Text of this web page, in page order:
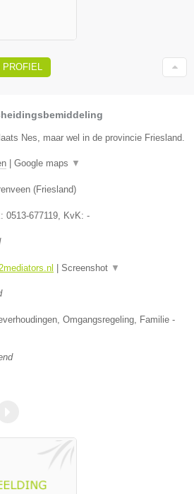
Nes, maar wel in de provincie Friesland.
Google maps ▼
(Friesland)
0513-677119 , KvK: -
Screenshot ▼
Omgangsregeling, Familie -